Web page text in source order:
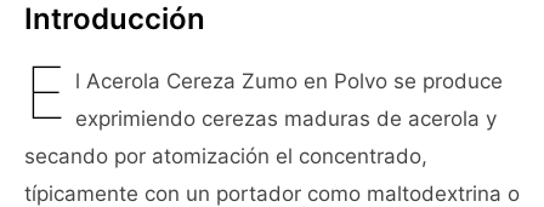
Introducción
E l Acerola Cereza Zumo en Polvo se produce
exprimiendo cerezas maduras de acerola y
secando por atomización el concentrado,
típicamente con un portador como maltodextrina o